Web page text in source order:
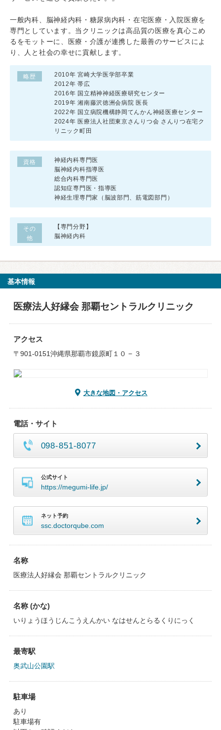
一般内科、脳神経内科・糖尿病内科・在宅医療・入院医療を
専門としています。当クリニックは高品質の医療を真心こめ
るをモットーに、医療・介護が連携した最善のサービスによ
り、人と社会の幸せに貢献します。
略歴
2010年 宮崎大学医学部卒業
2012年 帯広
2016年 国立精神神経医療研究センター
2019年 湘南藤沢徳洲会病院 医長
2022年 国立病院機構静岡てんかん神経医療センター
2024年 医療法人社団東京さんりつ会 さんりつ在宅ク
リニック町田
資格
神経内科専門医
脳神経内科指導医
総合内科専門医
認知症専門医・指導医
神経生理専門家（脳波部門、筋電図部門）
その
他
【専門分野】
脳神経内科
基本情報
医療法人好縁会 那覇セントラルクリニック
アクセス
〒901-0151沖縄県那覇市鏡原町１０ − ３
大きな地図・アクセス
電話・サイト
098-851-8077
公式サイト
https://megumi-life.jp/
ネット予約
ssc.doctorqube.com
名称
医療法人好縁会 那覇セントラルクリニック
名称 (かな)
いりょうほうじんこうえんかい なはせんとらるくりにっく
最寄駅
奥武山公園駅
駐車場
あり
駐車場有